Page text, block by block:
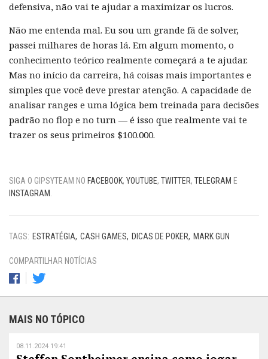
defensiva, não vai te ajudar a maximizar os lucros.
Não me entenda mal. Eu sou um grande fã de solver,
passei milhares de horas lá. Em algum momento, o
conhecimento teórico realmente começará a te ajudar.
Mas no início da carreira, há coisas mais importantes e
simples que você deve prestar atenção. A capacidade de
analisar ranges e uma lógica bem treinada para decisões
padrão no flop e no turn — é isso que realmente vai te
trazer os seus primeiros $100.000.
SIGA O GIPSYTEAM NO FACEBOOK, YOUTUBE, TWITTER, TELEGRAM E
INSTAGRAM
TAGS: ESTRATÉGIA CASH GAMES DICAS DE POKER MARK GUN
COMPARTILHAR NOTÍCIAS
MAIS NO TÓPICO
08.11.2024 19:41